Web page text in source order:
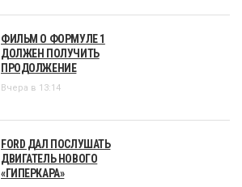
ФИЛЬМ О ФОРМУЛЕ 1
ДОЛЖЕН ПОЛУЧИТЬ
ПРОДОЛЖЕНИЕ
Вчера в 13:14
FORD ДАЛ ПОСЛУШАТЬ
ДВИГАТЕЛЬ НОВОГО
«ГИПЕРКАРА»